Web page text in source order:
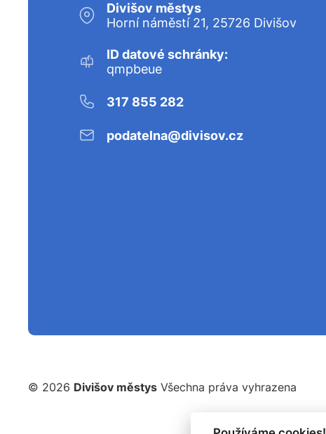
Divišov městys
Horní náměstí 21, 25726 Divišov
ID datové schránky:
qmpbeue
317 855 282
podatelna@divisov.cz
© 2026 Divišov městys Všechna práva vyhrazena